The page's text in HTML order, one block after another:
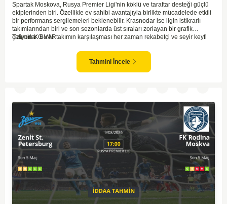
Spartak Moskova, Rusya Premier Ligi'nin köklü ve taraftar desteği güçlü
ekiplerinden biri. Özellikle ev sahibi avantajıyla birlikte mücadelede etkili
bir performans sergilemeleri beklenebilir. Krasnodar ise ligin istikrarlı
takımlarından biri ve son sezonlarda üst sıraları zorlayan bir grafik
çiziyorlar. Bu iki takımın karşılaşması her zaman rekabetçi ve seyir keyfi
çevirebilecek unsurlar barındırıyor. İki takımın geçmiş karşılaşmalarında
gol bulmakta zorlanmadıkları düşünülürse, bu maçta da her iki ekip gol
Tahmin KG VAR
Tahmini İncele